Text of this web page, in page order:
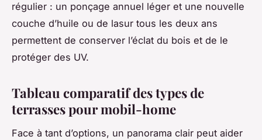
régulier : un ponçage annuel léger et une nouvelle
couche d’huile ou de lasur tous les deux ans
permettent de conserver l’éclat du bois et de le
protéger des UV.
Tableau comparatif des types de
terrasses pour mobil-home
Face à tant d’options, un panorama clair peut aider